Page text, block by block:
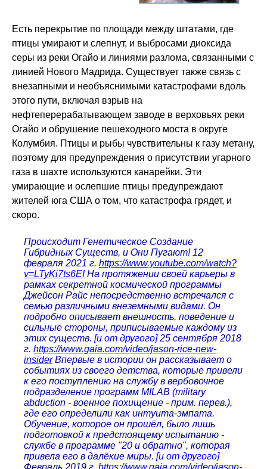
Есть перекрытие по площади между штатами, где
птицы умирают и слепнут, и выбросами диоксида
серы из реки Огайо и линиями разлома, связанными с
линией Нового Мадрида. Существует также связь с
внезапными и необъяснимыми катастрофами вдоль
этого пути, включая взрыв на
нефтеперерабатывающем заводе в верховьях реки
Огайо и обрушение пешеходного моста в округе
Колумбия. Птицы и рыбы чувствительны к газу метану,
поэтому для предупреждения о присутствии угарного
газа в шахте используются канарейки. Эти
умирающие и ослепшие птицы предупреждают
жителей юга США о том, что катастрофа грядет, и
скоро.
Происходит Генетическое Создание
Гибридных Существ, и Они Пугают! 12
февраля 2021 г. https://www.youtube.com/watch?
v=LTyKi7ts6EIНа протяжении своей карьеры в
рамках секретной космической программы
Джейсон Райс непосредственно встречался с
семью различными внеземными видами. Он
подробно описывает внешность, поведение и
сильные стороны, приписываемые каждому из
этих существ. [и от другого] 25 сентября 2018
г. https://www.gaia.com/video/jason-rice-new-
insiderВпервые в истории он рассказывает о
событиях из своего детства, которые привели
к его поступлению на службу в вербовочное
подразделение программ MILAB (military
abduction - военное похищение - прим. перев.),
где его определили как интуита-эмпата.
Обучение, которое он прошёл, было лишь
подготовкой к предстоящему испытанию -
службе в программе "20 и обратно", которая
привела его в далёкие миры. [и от другого]
Февраль 2019 г. https://www.gaia.com/video/jason-